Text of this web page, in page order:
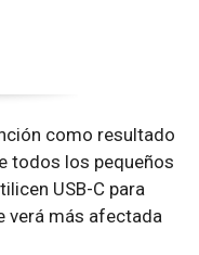
como resultado
todos los pequeños
USB-C para
verá más afectada